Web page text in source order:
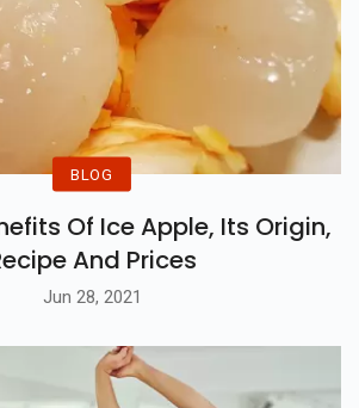
BLOG
Of Ice Apple, Its Origin,
And Prices
Jun 28, 2021